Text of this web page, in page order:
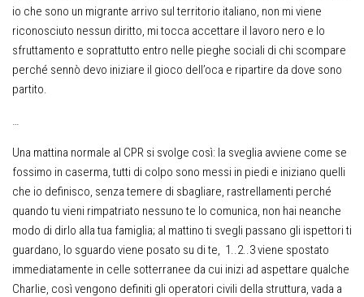
io che sono un migrante arrivo sul territorio italiano, non mi viene
riconosciuto nessun diritto, mi tocca accettare il lavoro nero e lo
sfruttamento e soprattutto entro nelle pieghe sociali di chi scompare
perché sennò devo iniziare il gioco dell’oca e ripartire da dove sono
partito.
Una mattina normale al CPR si svolge così: la sveglia avviene come se
fossimo in caserma, tutti di colpo sono messi in piedi e iniziano quelli
che io definisco, senza temere di sbagliare, rastrellamenti perché
quando tu vieni rimpatriato nessuno te lo comunica, non hai neanche
modo di dirlo alla tua famiglia; al mattino ti svegli passano gli ispettori ti
guardano, lo sguardo viene posato su di te, 1..2..3 viene spostato
immediatamente in celle sotterranee da cui inizi ad aspettare qualche
Charlie, così vengono definiti gli operatori civili della struttura, vada a